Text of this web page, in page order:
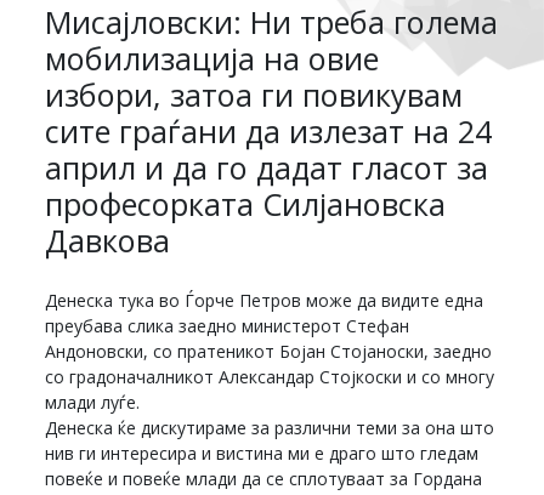
Мисајловски: Ни треба голема
мобилизација на овие
избори, затоа ги повикувам
сите граѓани да излезат на 24
април и да го дадат гласот за
професорката Силјановска
Давкова
Денеска тука во Ѓорче Петров може да видите една
преубава слика заедно министерот Стефан
Андоновски, со пратеникот Бојан Стојаноски, заедно
со градоначалникот Александар Стојкоски и со многу
млади луѓе.
Денеска ќе дискутираме за различни теми за она што
нив ги интересира и вистина ми е драго што гледам
повеќе и повеќе млади да се сплотуваат за Гордана